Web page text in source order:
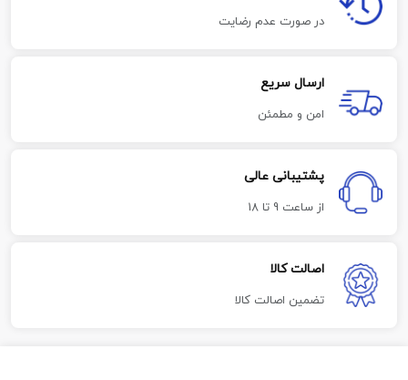
در صورت عدم رضایت
ارسال سریع
امن و مطمئن
پشتیبانی عالی
از ساعت 9 تا 18
اصالت کالا
تضمین اصالت کالا